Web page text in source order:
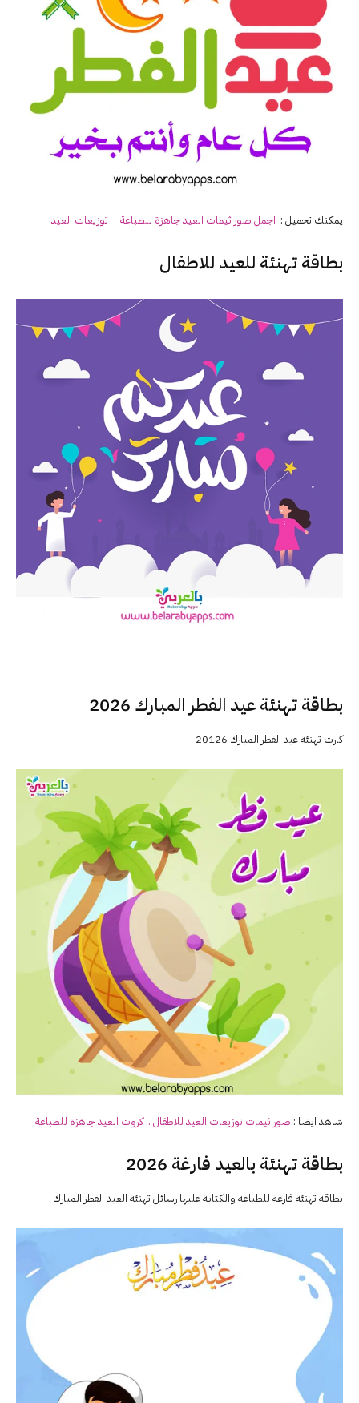
يمكنك تحميل : اجمل صور ثيمات العيد جاهزة للطباعة – توزيعات العيد
بطاقة تهنئة للعيد للاطفال
بطاقة تهنئة عيد الفطر المبارك 2026
كارت تهنئة عيد الفطر المبارك 20126
شاهد ايضا : صور ثيمات توزيعات العيد للاطفال .. كروت العيد جاهزة للطباعة
بطاقة تهنئة بالعيد فارغة 2026
بطاقة تهنئة فارغة للطباعة والكتابة عليها رسائل تهنئة العيد الفطر المبارك